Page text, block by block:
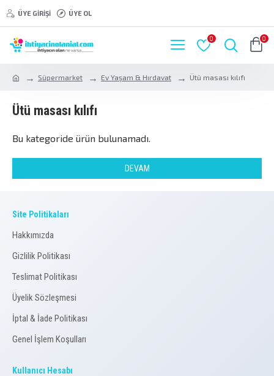
ÜYE GIRIŞI ÜYE OL
0 0
Süpermarket Ev Yaşam & Hırdavat Ütü masası kılıfı
Ütü masası kılıfı
Bu kategoride ürün bulunamadı.
DEVAM
Site Politikaları
Hakkımızda
Gizlilik Politikası
Teslimat Politikası
Üyelik Sözleşmesi
İptal & İade Politikası
Genel İşlem Koşulları
Kullanıcı Hesabı